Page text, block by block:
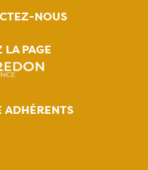
NOUS
LA PAGE
ADHÉRENTS